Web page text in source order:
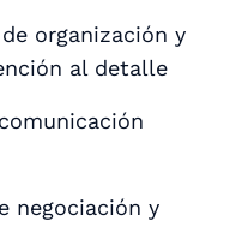
organización y
al detalle
negociación y